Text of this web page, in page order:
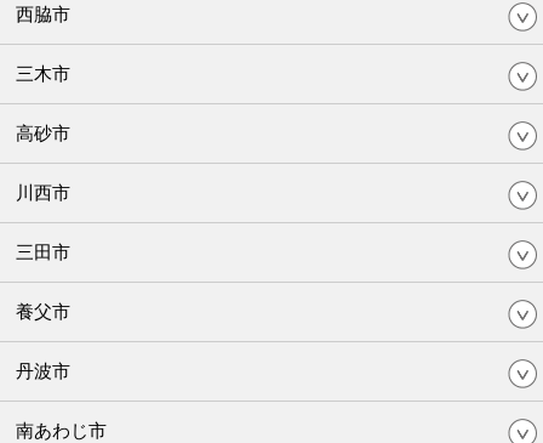
西脇市
三木市
高砂市
川西市
三田市
養父市
丹波市
南あわじ市